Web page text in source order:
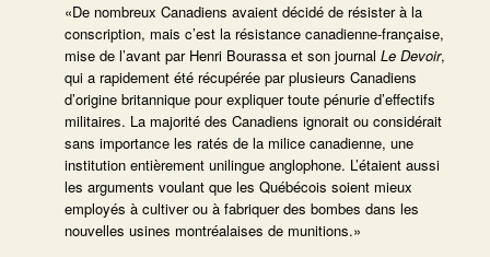
«De nombreux Canadiens avaient décidé de résister à la
conscription, mais c’est la résistance canadienne-française,
mise de l’avant par Henri Bourassa et son journal Le Devoir,
qui a rapidement été récupérée par plusieurs Canadiens
d’origine britannique pour expliquer toute pénurie d’effectifs
militaires. La majorité des Canadiens ignorait ou considérait
sans importance les ratés de la milice canadienne, une
institution entièrement unilingue anglophone. L’étaient aussi
les arguments voulant que les Québécois soient mieux
employés à cultiver ou à fabriquer des bombes dans les
nouvelles usines montréalaises de munitions.»